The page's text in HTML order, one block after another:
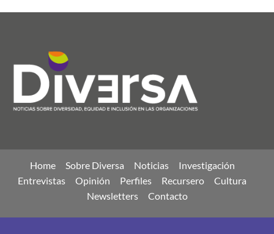
Home Sobre Diversa Noticias
Investigación
Entrevistas
Opinión Perfiles Recursero
Cultura
Newsletters
Contacto